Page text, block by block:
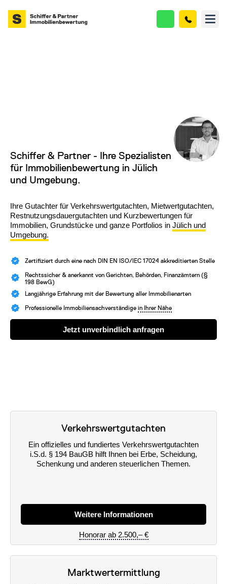
Schiffer & Partner - Ihre Spezialisten
für Immobilienbewertung in Jülich
und Umgebung.
Ihre Gutachter für Verkehrswertgutachten, Mietwertgutachten,
Restnutzungsdauergutachten und Kurzbewertungen für
Immobilien, Grundstücke und ganze Portfolios in Jülich und
Umgebung.
Zertifiziert durch eine nach DIN EN ISO/IEC 17024 akkreditierten Stelle
Rechtssicher & anerkannt von Gerichten, Behörden, Finanzämtern (§
198 BewG)
Langjährige Erfahrung mit der Bewertung aller Immobilienarten
Professionelle Immobiliensachverständige in Ihrer Nähe
Jetzt unverbindlich anfragen
Marktwertermittlung
Verkehrswertgutachten
Ein offizielles und fundiertes Verkehrswertgutachten
i.S.d. § 194 BauGB hilft Ihnen bei Erbe, Scheidung,
Schenkung und anderen steuerlichen Themen.
Weitere Informationen
Honorar ab 2.500,– €